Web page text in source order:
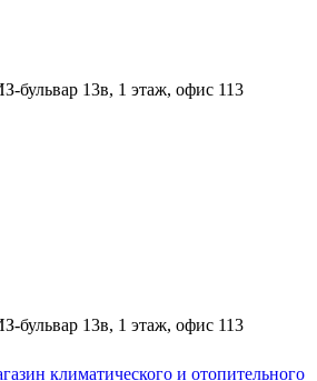
бульвар 13в, 1 этаж, офис 113
бульвар 13в, 1 этаж, офис 113